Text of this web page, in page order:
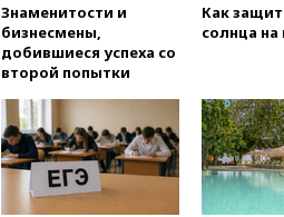
до 2032 года
вчера, 22:28
станет
вчера, 22:20Путин
гвардейскую
штурмовую
легендарной
Знаменитости и
бизнесмены,
добившиеся успеха со
второй попытки
Как
солнца на